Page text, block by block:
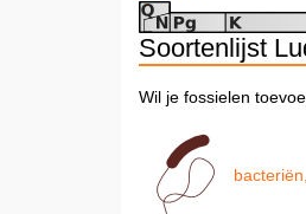
Soortenlijst
Wil je fossielen